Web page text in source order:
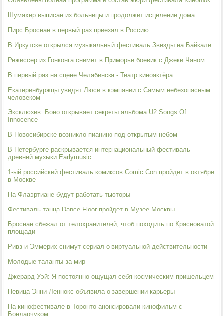
Шумахер выписан из больницы и продолжит исцеление дома
Пирс Броснан в первый раз приехал в Россию
В Иркутске открылся музыкальный фестиваль Звезды на Байкале
Режиссер из Гонконга снимет в Приморье боевик с Джеки Чаном
В первый раз на сцене Челябинска - Театр киноактёра
Екатеринбуржцы увидят Люси в компании с Самым небезопасным
человеком
Эксклюзив: Боно открывает секреты альбома U2 Songs Of
Innocence
В Новосибирске возникло пианино под открытым небом
В Петербурге раскрывается интернациональный фестиваль
древней музыки Earlymusic
1-ый российский фестиваль комиксов Comic Con пройдет в октябре
в Москве
На Флаэртиане будут работать тьюторы
Фестиваль танца Dance Floor пройдет в Музее Москвы
Броснан сбежал от телохранителей, чтоб походить по Красноватой
площади
Ривз и Эммерих снимут сериал о виртуальной действительности
Молодые таланты за мир
Джерард Уэй: Я постоянно ощущал себя космическим пришельцем
Певица Энни Леннокс объявила о завершении карьеры
На кинофестивале в Торонто анонсировали кинофильм с
Бондарчуком